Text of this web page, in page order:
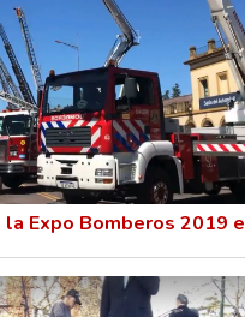
Expo Bomberos 2019